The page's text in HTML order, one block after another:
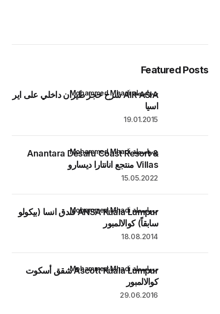
Featured Posts
AIR ASIA شرح حجز طيران داخلي على اير
اسيا
بواسطة Mohammed Mhadi
19.01.2015
Anantara Desaru Coast Resort &
Villas منتجع انانتارا ديسارو
بواسطة Mohammed Mhadi
15.05.2022
ANSA Kuala Lumpur فندق انسا (بيكولو
سابقاً) كوالالمبور
بواسطة Mohammed Mhadi
18.08.2014
Ascott Kuala Lumpur شقق أسكوت
كوالالمبور
بواسطة Mohammed Mhadi
29.06.2016